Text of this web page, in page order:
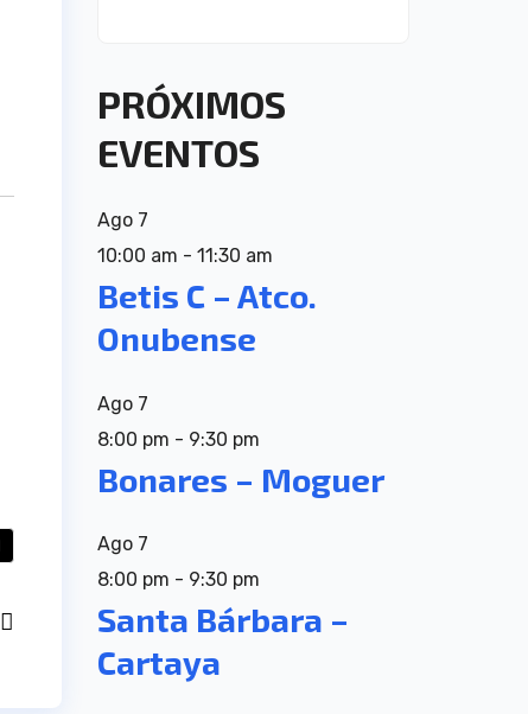
PRÓXIMOS
EVENTOS
Ago 7
10:00 am - 11:30 am
Betis C – Atco.
Onubense
Ago 7
8:00 pm - 9:30 pm
Bonares – Moguer
Ago 7
8:00 pm - 9:30 pm
Santa Bárbara –
Cartaya